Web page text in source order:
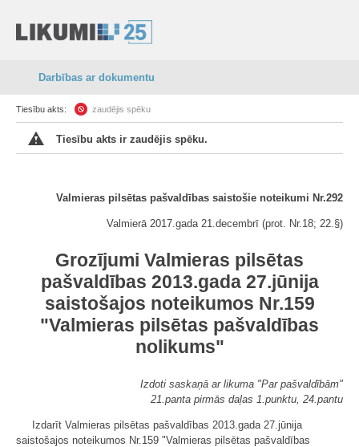
Darbības ar dokumentu
Tiesību akts: zaudējis spēku
Tiesību akts ir zaudējis spēku.
Valmieras pilsētas pašvaldības saistošie noteikumi Nr.292
Valmierā 2017.gada 21.decembrī (prot. Nr.18; 22.§)
Grozījumi Valmieras pilsētas
pašvaldības 2013.gada 27.jūnija
saistošajos noteikumos Nr.159
"Valmieras pilsētas pašvaldības
nolikums"
Izdoti saskaņā ar likuma "Par pašvaldībām"
21.panta pirmās daļas 1.punktu, 24.pantu
Izdarīt Valmieras pilsētas pašvaldības 2013.gada 27.jūnija
saistošajos noteikumos Nr.159 "Valmieras pilsētas pašvaldības